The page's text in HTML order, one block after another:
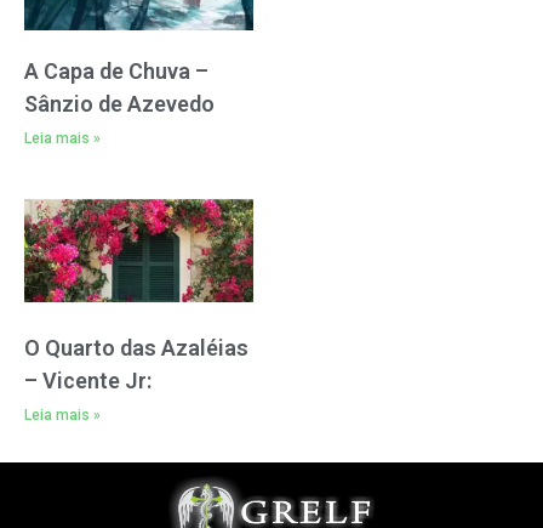
A Capa de Chuva –
Sânzio de Azevedo
Leia mais »
O Quarto das Azaléias
– Vicente Jr:
Leia mais »